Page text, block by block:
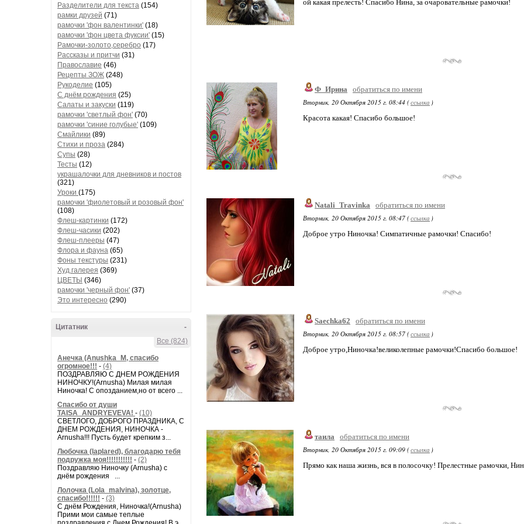
Разделители для текста (154)
рамки друзей (71)
рамочки 'фон валентинки' (18)
рамочки 'фон цвета фуксии' (15)
Рамочки-золото,серебро (17)
Рассказы и притчи (31)
Православие (46)
Рецепты ЗОЖ (248)
Рукоделие (105)
С днём рождения (25)
Салаты и закуски (119)
рамочки 'светлый фон' (70)
рамочки 'синие голубые' (109)
Смайлики (89)
Стихи и проза (284)
Супы (28)
Тесты (12)
украшалочки для дневников и постов
(321)
Уроки (175)
рамочки 'фиолетовый и розовый фон'
(108)
Флеш-картинки (172)
Флеш-часики (202)
Флеш-плееры (47)
Флора и фауна (65)
Фоны текстуры (231)
Худ.галерея (369)
ЦВЕТЫ (346)
рамочки 'черный фон' (37)
Это интересно (290)
-
Цитатник
Все (824)
Анечка (Anushka_M, спасибо
огромное!!! - (4)
ПОЗДРАВЛЯЮ С ДНЕМ РОЖДЕНИЯ
НИНОЧКУ!(Arnusha) Милая милая
Ниночка! С опозданием,но от всего ...
Спасибо от души
TAISA_ANDRYEVEVA! - (10)
СВЕТЛОГО, ДОБРОГО ПРАЗДНИКА, С
ДНЕМ РОЖДЕНИЯ, НИНОЧКА -
Arnusha!!! Пусть будет крепким з...
Любочка (laplared), благодарю тебя
подружка моя!!!!!!!!!!! - (2)
Поздравляю Ниночку (Arnusha) с
днём рождения ...
Лолочка (Lola_malvina), золотце,
спасибо!!!!!! - (3)
С днём Рождения, Ниночка!(Аrnusha)
Прими мои самые теплые
ой какая прелесть! Спасибо Нина, за очаровательные рамочки!
Ф_Ирина
обратиться по имени
Вторник, 20 Октября 2015 г. 08:44 (ссылка )
Красота какая! Спасибо большое!
Natali_Travinka
обратиться по имени
Вторник, 20 Октября 2015 г. 08:47 (ссылка )
Доброе утро Ниночка! Симпатичные рамочки! Спасибо!
Saechka62
обратиться по имени
Вторник, 20 Октября 2015 г. 08:57 (ссылка )
Доброе утро,Ниночка!великолепные рамочки!Спасибо большое!
таила
обратиться по имени
Вторник, 20 Октября 2015 г. 09:09 (ссылка )
Прямо как наша жизнь, вся в полосочку! Прелестные рамочки,